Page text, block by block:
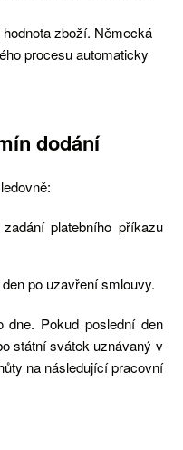
zboží. Německá
procesu automaticky
dodání
platebního příkazu
po uzavření smlouvy.
dne. Pokud poslední den
státní svátek uznávaný v
na následující pracovní